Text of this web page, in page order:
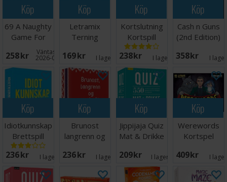
Köp
69 A Naughty
Game For
Couples
Brädspel
258 SEK Väntas in:
2026-08-28
Köp
Letramix
Terning
Spill
169 SEK I lager: 6
Köp
Kortslutning
Kortspill
238 SEK I lager: 4
Köp
Cash n Guns
(2nd Edition)
358 SEK I
Köp
Idiotkunnskap
Brettspill
236 SEK I lager: 6
Köp
Brunost
langrenn og
Kortspill
236 SEK I lager: 9
Köp
Jippijaja Quiz
Mat & Drikke
209 SEK I lager: 10
Köp
Werewords
Kortspel
409 SEK I